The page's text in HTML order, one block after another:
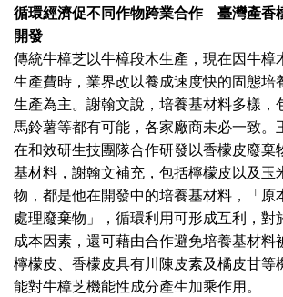
循環經濟促不同作物跨業合作 臺灣產香
開發
傳統牛樟芝以牛樟段木生產，現在因牛樟
生產費時，業界改以養成速度快的固態培
生產為主。謝翰文說，培養基材料多樣，
馬鈴薯等都有可能，各家廠商未必一致。
在和效研生技團隊合作研發以香檬皮廢棄
基材料，謝翰文補充，包括檸檬皮以及玉
物，都是他在開發中的培養基材料，「原
處理廢棄物」，循環利用可形成互利，對
成本因素，還可藉由合作避免培養基材料
檸檬皮、香檬皮具有川陳皮素及橘皮甘等
能對牛樟芝機能性成分產生加乘作用。